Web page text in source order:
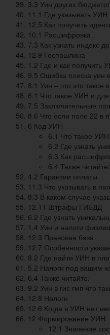
3.3 Уин других
11.1 Где указывать УИН
12.5 Как получить
10.1 Расшифровка
7.3 Как узнать индекс
12.9 Госпошлина
1.2 Где и как получить
9.5 Ошибка поиска уин
8.1 Уин – что это такое
6.1 Что такое УИН и
7.5 Заключительные
8.6 Что если поле 22 в
6 Код УИН
6.1 Что такое
6.2 Где узнать
6.3 Как
6.4 Также читайте:
4.2 Гарантии оплаты
11.3 Что указывать в
8.3 В каком случае
12.11 Штрафы ГИБДД
6.2 Где узнать
1.4 Уин и налоги физлиц
12.3 Правовая база
12.7 Особенности
8.2 Где найти УИН в
5.2 Налоги под вашим
6.4 Также читайте:
9.2 Уин в гис гмп что
12.8 Налоги
12.6 Когда в УИН нет
12 Формирование УИН
12.1 Значение